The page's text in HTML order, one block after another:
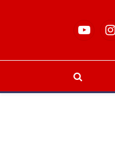
الانستغراميوتيوب